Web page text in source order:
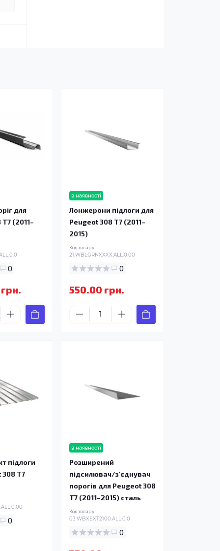
для
(2011–
0
в наявності
Лонжерони підлоги для
Peugeot 308 T7 (2011–
2015)
Код товару:
21.WBLGRNXXXX.ALL.0.00
0
550.00 грн.
підлоги
308 T7
0
в наявності
Розширений
підсилювач/з'єднувач
порогів для Peugeot 308
T7 (2011–2015) сталь
Код товару:
03.WBXEXT2100.ALL.0.0
0